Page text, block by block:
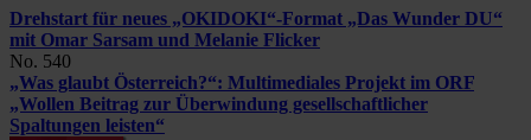
Drehstart für neues „OKIDOKI“-Format „Das Wunder DU“
mit Omar Sarsam und Melanie Flicker
No. 540
„Was glaubt Österreich?“: Multimediales Projekt im ORF
„Wollen Beitrag zur Überwindung gesellschaftlicher
Spaltungen leisten“